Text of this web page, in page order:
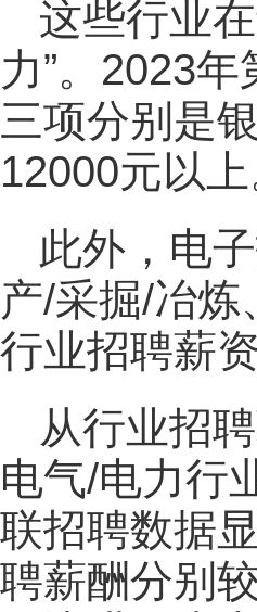
这些行业
力”。2023
三项分别是
12000元以上
此外，电
产/采掘/冶
行业招聘薪
从行业招
电气/电力行
联招聘数据
聘薪酬分别